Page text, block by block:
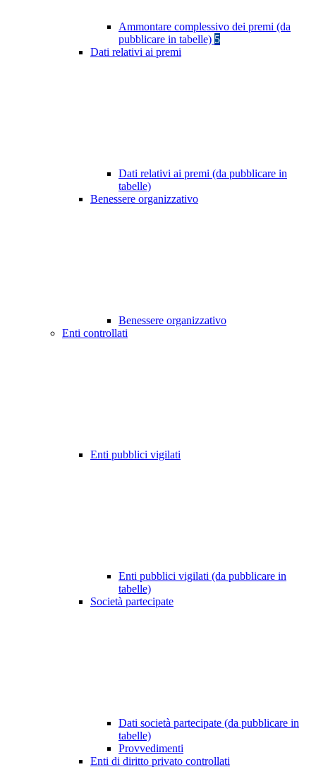
Ammontare complessivo dei premi (da
pubblicare in tabelle) 5
Dati relativi ai premi
Dati relativi ai premi (da pubblicare in
tabelle)
Benessere organizzativo
Benessere organizzativo
Enti controllati
Enti pubblici vigilati
Enti pubblici vigilati (da pubblicare in
tabelle)
Società partecipate
Dati società partecipate (da pubblicare in
tabelle)
Provvedimenti
Enti di diritto privato controllati